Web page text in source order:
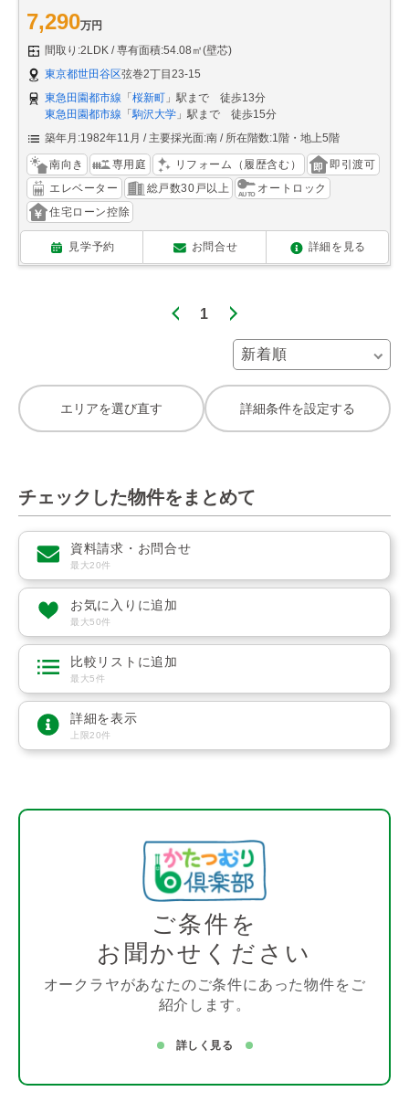
7,290万円
間取り:2LDK
専有面積:54.08㎡(壁芯)
東京都世田谷区弦巻2丁目23-15
東急田園都市線 「 桜新町 」駅まで 徒歩13分
東急田園都市線 「駒沢大学 」駅まで 徒歩15分
築年月:1982年11月
主要採光面:南 所在階数:1階・地上5階
南向き 専用庭 リフォーム（履歴含む）
即引渡可
エレベーター
総戸数30戸以上
オートロック
住宅ローン控除
見学予約 お問合せ 詳細を見る
1
エリアを選び直す 詳細条件を設定する
チェックした物件をまとめて
資料請求・お問合せ
最大20件
お気に入りに追加
最大50件
比較リストに追加
最大5件
詳細を表示
上限20件
ご条件を
お聞かせください
オークラヤがあなたのご条件にあった物件をご
紹介します。
詳しく見る